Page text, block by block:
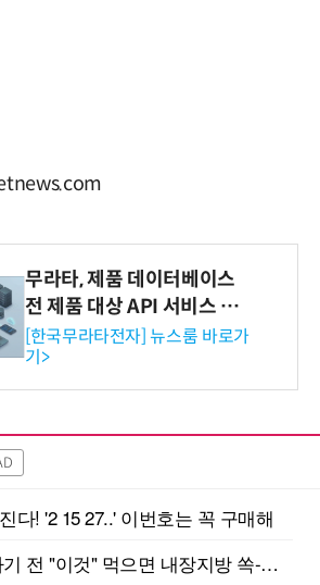
무라타, 제품 데이터베이스
전 제품 대상 API 서비스 제
공…73개 제품 카테고리로
확대
[한국무라타전자] 뉴스룸 바로가
기>